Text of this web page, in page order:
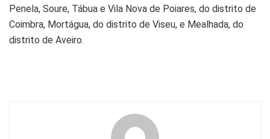
Penela, Soure, Tábua e Vila Nova de Poiares, do distrito de
Coimbra, Mortágua, do distrito de Viseu, e Mealhada, do
distrito de Aveiro.